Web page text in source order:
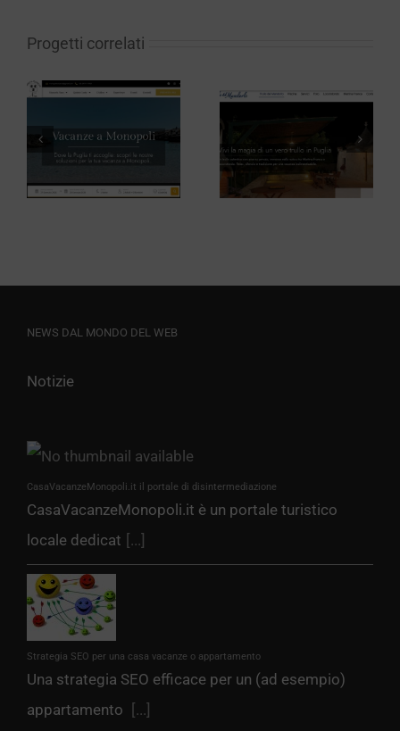
Progetti correlati
Trullo del
Ristorante
Pennetta
NEWS DAL MONDO DEL WEB
Notizie
CasaVacanzeMonopoli.it il portale di disintermediazione
CasaVacanzeMonopoli.it è un portale turistico
locale dedicat [...]
Strategia SEO per una casa vacanze o appartamento
Una strategia SEO efficace per un (ad esempio)
appartamento
[...]